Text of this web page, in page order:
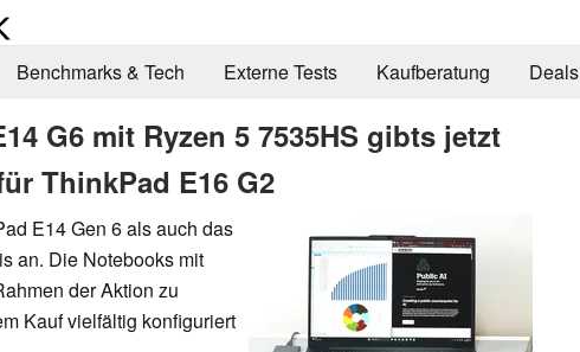
Benchmarks & Tech Externe Tests Kaufberatung Deals
G6 mit Ryzen 5 7535HS gibts jetzt
ThinkPad E16 G2
E14 Gen 6 als auch das
an. Die Notebooks mit
der Aktion zu
Kauf vielfältig konfiguriert